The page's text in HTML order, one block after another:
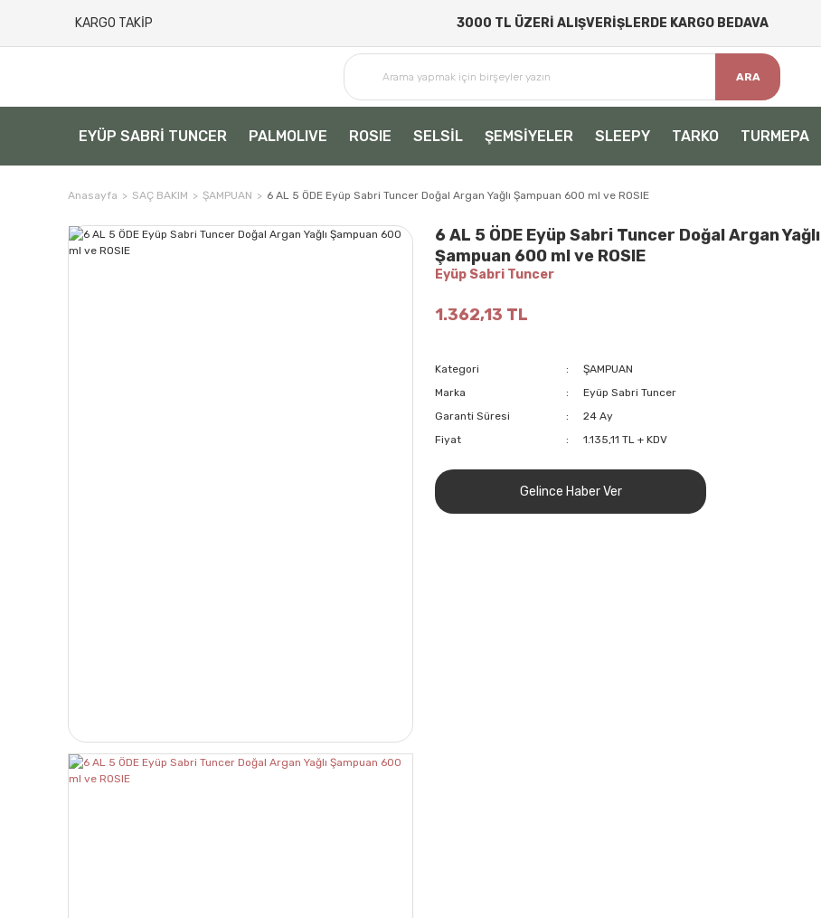
KARGO TAKİP 3000 TL ÜZERİ ALIŞVERİŞLERDE KARGO BEDAVA
ARA
EYÜP SABRİ TUNCER PALMOLIVE ROSIE SELSİL ŞEMSİYELER SLEEPY TARKO TURMEPA
Anasayfa SAÇ BAKIM ŞAMPUAN 6 AL 5 ÖDE Eyüp Sabri Tuncer Doğal Argan Yağlı Şampuan 600 ml ve ROSIE
6 AL 5 ÖDE Eyüp Sabri Tuncer Doğal Argan Yağlı
Şampuan 600 ml ve ROSIE
Eyüp Sabri Tuncer
1.362,13 TL
Kategori
ŞAMPUAN
Marka
Eyüp Sabri Tuncer
Garanti Süresi
24 Ay
Fiyat
1.135,11 TL + KDV
Gelince Haber Ver